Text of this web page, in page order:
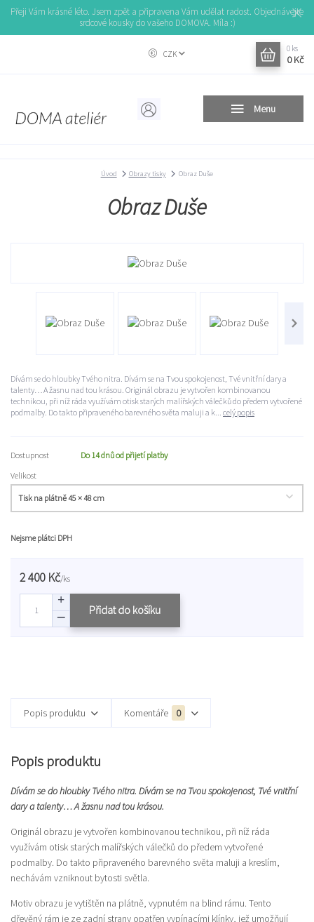
Přeji Vám krásné léto. Jsem zpět a připravena Vám udělat radost. Objednávejte
srdcové kousky do vašeho DOMOVA. Míla :)
Menu
CZK
0 ks
0 Kč
Úvod Obrazy tisky Obraz Duše
Obraz Duše
Dívám se do hloubky Tvého nitra. Dívám se na Tvou spokojenost, Tvé vnitřní dary a
talenty… A žasnu nad tou krásou. Originál obrazu je vytvořen kombinovanou
technikou, při níž ráda využívám otisk starých malířských válečků do předem vytvořené
podmalby. Do takto připraveného barevného světa maluji a k... celý popis
Dostupnost
Do 14 dnů od přijetí platby
Velikost
Nejsme plátci DPH
2 400 Kč/ks
Přidat do košíku
Popis produktu Komentáře 0
Popis produktu
Dívám se do hloubky Tvého nitra. Dívám se na Tvou spokojenost, Tvé vnitřní
dary a talenty… A žasnu nad tou krásou.
Originál obrazu je vytvořen kombinovanou technikou, při níž ráda
využívám otisk starých malířských válečků do předem vytvořené
podmalby. Do takto připraveného barevného světa maluji a kreslím,
nechávám vzniknout bytosti světla.
Motiv obrazu je vytištěn na plátně, vypnutém na blind rámu. Tento
dřevěný rám je ze zadní strany opatřen vypínacími klínky, jež umožňují